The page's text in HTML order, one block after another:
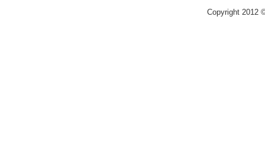
Copyright 2012